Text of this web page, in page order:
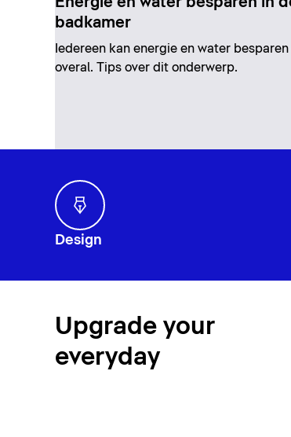
badkamer
Iedereen kan energie en water
overal. Tips over dit onderwerp.
Design
Upgrade your
everyday